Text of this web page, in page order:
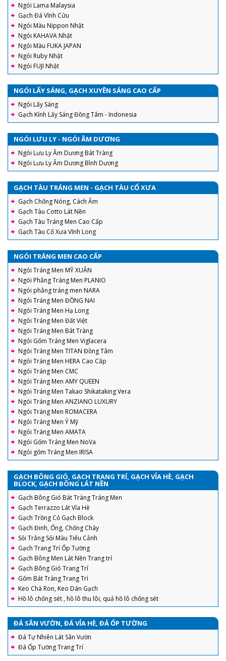
Ngói Lama Malaysia
Gạch Đá Vĩnh Cửu
Ngói Màu Nippon Nhật
Ngói KAHAVA Nhật
Ngói Màu FUKA JAPAN
Ngói Ruby Nhật
Ngói FUJI Nhật
NGÓI LẤY SÁNG, GẠCH XUYÊN SÁNG CAO CẤP
Ngói Lấy Sáng
Gạch Kính Lấy Sáng Đồng Tâm - Indonesia
NGÓI LƯU LY - NGÓI ÂM DƯƠNG
Ngói Lưu Ly Âm Dương Bát Tràng
Ngói Lưu Ly Âm Dương Bình Dương
GẠCH TÀU TRÁNG MEN - GẠCH TÀU CỔ XƯA
Gạch Chống Nóng, Cách Âm
Gạch Tàu Cotto Lát Nền
Gạch Tàu Tráng Men Cao Cấp
Gạch Tàu Cổ Xưa Vĩnh Long
NGÓI TRÁNG MEN CAO CẤP
Ngói Tráng Men MỸ XUÂN
Ngói Phẳng Tráng Men PLANIO
Ngói phẳng tráng men NARA
Ngói Tráng Men ĐỒNG NAI
Ngói Tráng Men Hạ Long
Ngói Tráng Men Đất Việt
Ngói Tráng Men Bát Tràng
Ngói Gốm Tráng Men Viglacera
Ngói Tráng Men TITAN Đồng Tâm
Ngói Tráng Men HERA Cao Cấp
Ngói Tráng Men CMC
Ngói Tráng Men AMY QUEEN
Ngói Tráng Men Takao Shikataking Vera
Ngói Tráng Men ANZIANO LUXURY
Ngói Tráng Men ROMACERA
Ngói Tráng Men Ý Mỹ
Ngói Tráng Men AMATA
Ngói Gốm Tráng Men NoVa
Ngói gốm Tráng Men IRISA
GẠCH BÔNG GIÓ, GẠCH TRANG TRÍ, GẠCH VỈA HÈ, GẠCH
BLOCK, GẠCH BÔNG LÁT NỀN
Gạch Bông Gió Bát Tràng Tráng Men
Gạch Terrazzo Lát Vỉa Hè
Gạch Trồng Cỏ Gạch Block
Gạch Đinh, Ống, Chống Cháy
Sỏi Trắng Sỏi Màu Tiểu Cảnh
Gạch Trang Trí Ốp Tường
Gạch Bông Men Lát Nền Trang trí
Gạch Bông Gió Trang Trí
Gốm Bát Tràng Trang Trí
Keo Chà Ron, Keo Dán Gạch
Hồ lô chống sét , hồ lô thu lôi, quả hồ lô chống sét
ĐÁ SÂN VƯỜN, ĐÁ VỈA HÈ, ĐÁ ỐP TƯỜNG
Đá Tự Nhiên Lát Sân Vườn
Đá Ốp Tường Trang Trí